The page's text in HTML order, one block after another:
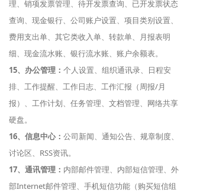
理、销项发票管理、待开发票查询、已开发票状态
查询、现金银行、公司账户设置、项目类别设置、
费用支出单、其它类收入单、转款单、月报表明
细、现金流水账、银行流水账、账户余额表。
15、办公管理： 个人设置、组织通讯录、日程安
排、工作提醒、工作日志、工作汇报（周报/月
报）、工作计划、任务管理、文档管理、网络共享
硬盘。
16、信息中心： 公司新闻、通知公告、规章制度、
讨论区、RSS资讯。
17、通讯管理： 内部邮件管理、内部短信管理、外
部Internet邮件管理、手机短信功能（购买短信组